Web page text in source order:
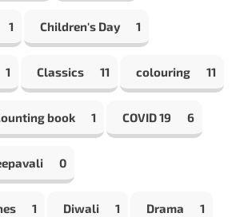
1 Children's Day 1
1 Classics 11 colouring 11
book 1 COVID 19 6
0
1 Diwali 1 Drama 1